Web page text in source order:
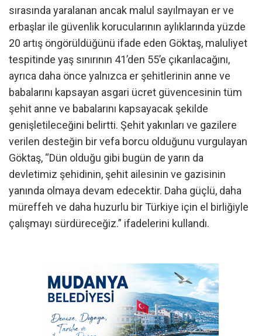
sırasında yaralanan ancak malul sayılmayan er ve
erbaşlar ile güvenlik korucularının aylıklarında yüzde
20 artış öngörüldüğünü ifade eden Göktaş, maluliyet
tespitinde yaş sınırının 41’den 55’e çıkarılacağını,
ayrıca daha önce yalnızca er şehitlerinin anne ve
babalarını kapsayan asgari ücret güvencesinin tüm
şehit anne ve babalarını kapsayacak şekilde
genişletileceğini belirtti. Şehit yakınları ve gazilere
verilen desteğin bir vefa borcu olduğunu vurgulayan
Göktaş, “Dün olduğu gibi bugün de yarın da
devletimiz şehidinin, şehit ailesinin ve gazisinin
yanında olmaya devam edecektir. Daha güçlü, daha
müreffeh ve daha huzurlu bir Türkiye için el birliğiyle
çalışmayı sürdüreceğiz.” ifadelerini kullandı.